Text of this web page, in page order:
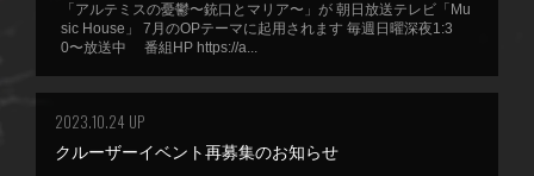
「アルテミスの憂鬱〜銃口とマリア〜」が 朝日放送テレビ「Mu
sic House」 7月のOPテーマに起用されます 毎週日曜深夜1:3
0〜放送中 番組HP https://a...
2023.10.24 UP
クルーザーイベント再募集のお知らせ